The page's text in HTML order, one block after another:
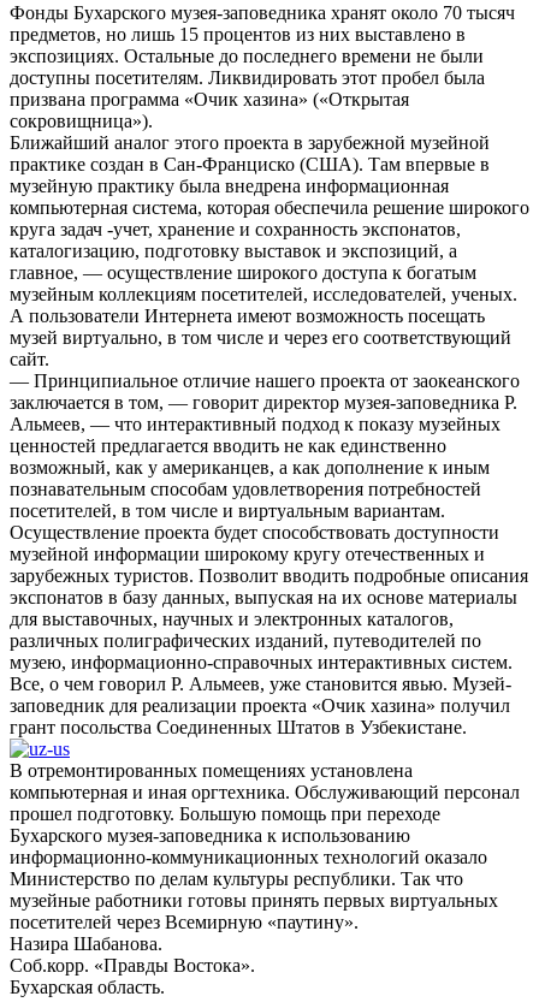
Фонды Бухарского музея-заповедника хранят около 70 тысяч
предметов, но лишь 15 процентов из них выставлено в
экспозициях. Остальные до последнего времени не были
доступны посетителям. Ликвидировать этот пробел была
призвана программа «Очик хазина» («Открытая
сокровищница»).
Ближайший аналог этого проекта в зарубежной музейной
практике создан в Сан-Франциско (США). Там впервые в
музейную практику была внедрена информационная
компьютерная система, которая обеспечила решение широкого
круга задач -учет, хранение и сохранность экспонатов,
каталогизацию, подготовку выставок и экспозиций, а
главное, — осуществление широкого доступа к богатым
музейным коллекциям посетителей, исследователей, ученых.
А пользователи Интернета имеют возможность посещать
музей виртуально, в том числе и через его соответствующий
сайт.
— Принципиальное отличие нашего проекта от заокеанского
заключается в том, — говорит директор музея-заповедника Р.
Альмеев, — что интерактивный подход к показу музейных
ценностей предлагается вводить не как единственно
возможный, как у американцев, а как дополнение к иным
познавательным способам удовлетворения потребностей
посетителей, в том числе и виртуальным вариантам.
Осуществление проекта будет способствовать доступности
музейной информации широкому кругу отечественных и
зарубежных туристов. Позволит вводить подробные описания
экспонатов в базу данных, выпуская на их основе материалы
для выставочных, научных и электронных каталогов,
различных полиграфических изданий, путеводителей по
музею, информационно-справочных интерактивных систем.
Все, о чем говорил Р. Альмеев, уже становится явью. Музей-
заповедник для реализации проекта «Очик хазина» получил
грант посольства Соединенных Штатов в Узбекистане.
В отремонтированных помещениях установлена
компьютерная и иная оргтехника. Обслуживающий персонал
прошел подготовку. Большую помощь при переходе
Бухарского музея-заповедника к использованию
информационно-коммуникационных технологий оказало
Министерство по делам культуры республики. Так что
музейные работники готовы принять первых виртуальных
посетителей через Всемирную «паутину».
Назира Шабанова.
Соб.корр. «Правды Востока».
Бухарская область.